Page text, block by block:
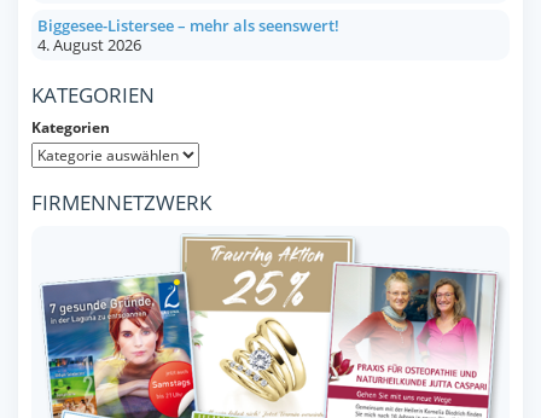
Biggesee-Listersee – mehr als seenswert!
4. August 2026
KATEGORIEN
Kategorien
FIRMENNETZWERK